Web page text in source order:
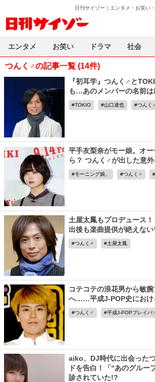
日刊サイゾー｜エンタメ・お笑い
つんく♂の記事一覧 (14件)
『初耳学』つんく♂と
も…あのメンバーの名前は
TOKIO 山口達也 つんく♂
平手友梨奈がモー娘。オ
ら？ つんく♂が出した意
モーニング娘。 つんく♂
土屋太鳳もプロデュース
出後も楽曲提供が絶えな
つんく♂ 土屋太鳳
コテコテの浪花男から敏
へ……平成J-POP史におけ
つんく♂ 平成J-POPプレイバ
aiko、DJ時代に出会った
ドを告白！「“あのグルー
診されていた!?
エンタメ お笑い ドラマ 社会